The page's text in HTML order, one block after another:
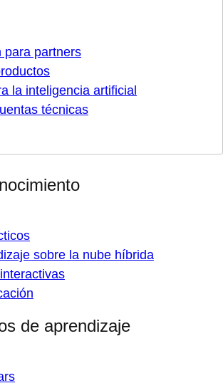
para partners
la inteligencia artificial
técnicas
sobre la nube híbrida
de aprendizaje